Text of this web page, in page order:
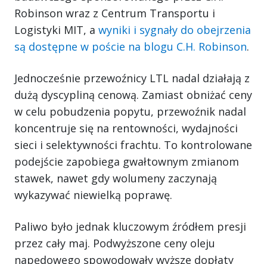
Robinson wraz z Centrum Transportu i
Logistyki MIT, a wyniki i sygnały do obejrzenia
są dostępne w poście na blogu C.H. Robinson.
Jednocześnie przewoźnicy LTL nadal działają z
dużą dyscypliną cenową. Zamiast obniżać ceny
w celu pobudzenia popytu, przewoźnik nadal
koncentruje się na rentowności, wydajności
sieci i selektywności frachtu. To kontrolowane
podejście zapobiega gwałtownym zmianom
stawek, nawet gdy wolumeny zaczynają
wykazywać niewielką poprawę.
Paliwo było jednak kluczowym źródłem presji
przez cały maj. Podwyższone ceny oleju
napędowego spowodowały wyższe dopłaty